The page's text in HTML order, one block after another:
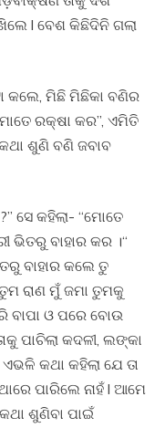
l ବେଶ କିଛିଦିନି ଗଲା
କଲେ, ମିଛି ମିଛିକା ବଣିର
ରକ୍ଷା କର”, ଏମିତି
ଶୁଣି ବଣି ଜବାବ
ସେ କହିଲା- “ମୋତେ
ଭିତରୁ ବାହାର କର ।“
ବାହାର କଲେ ତୁ
ତୁମ ରାଣ ମୁଁ ଜମା ତୁମକୁ
ବାପା ଓ ପରେ ବୋଉ
ପାଚିଲା କଦଳୀ, ଲଙ୍କା
କଥା କହିଲା ଯେ ତା
ପାରିଲେ ନାହଁ l ଆମେ
ଶୁଣିବା ପାଇଁ